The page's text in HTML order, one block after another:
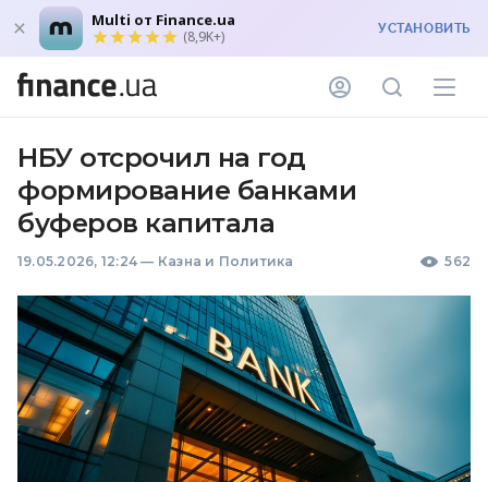
Multi от Finance.ua
(8,9K+) УСТАНОВИТЬ
НБУ отсрочил на год
формирование банками
буферов капитала
19.05.2026, 12:24 — Казна и Политика 562